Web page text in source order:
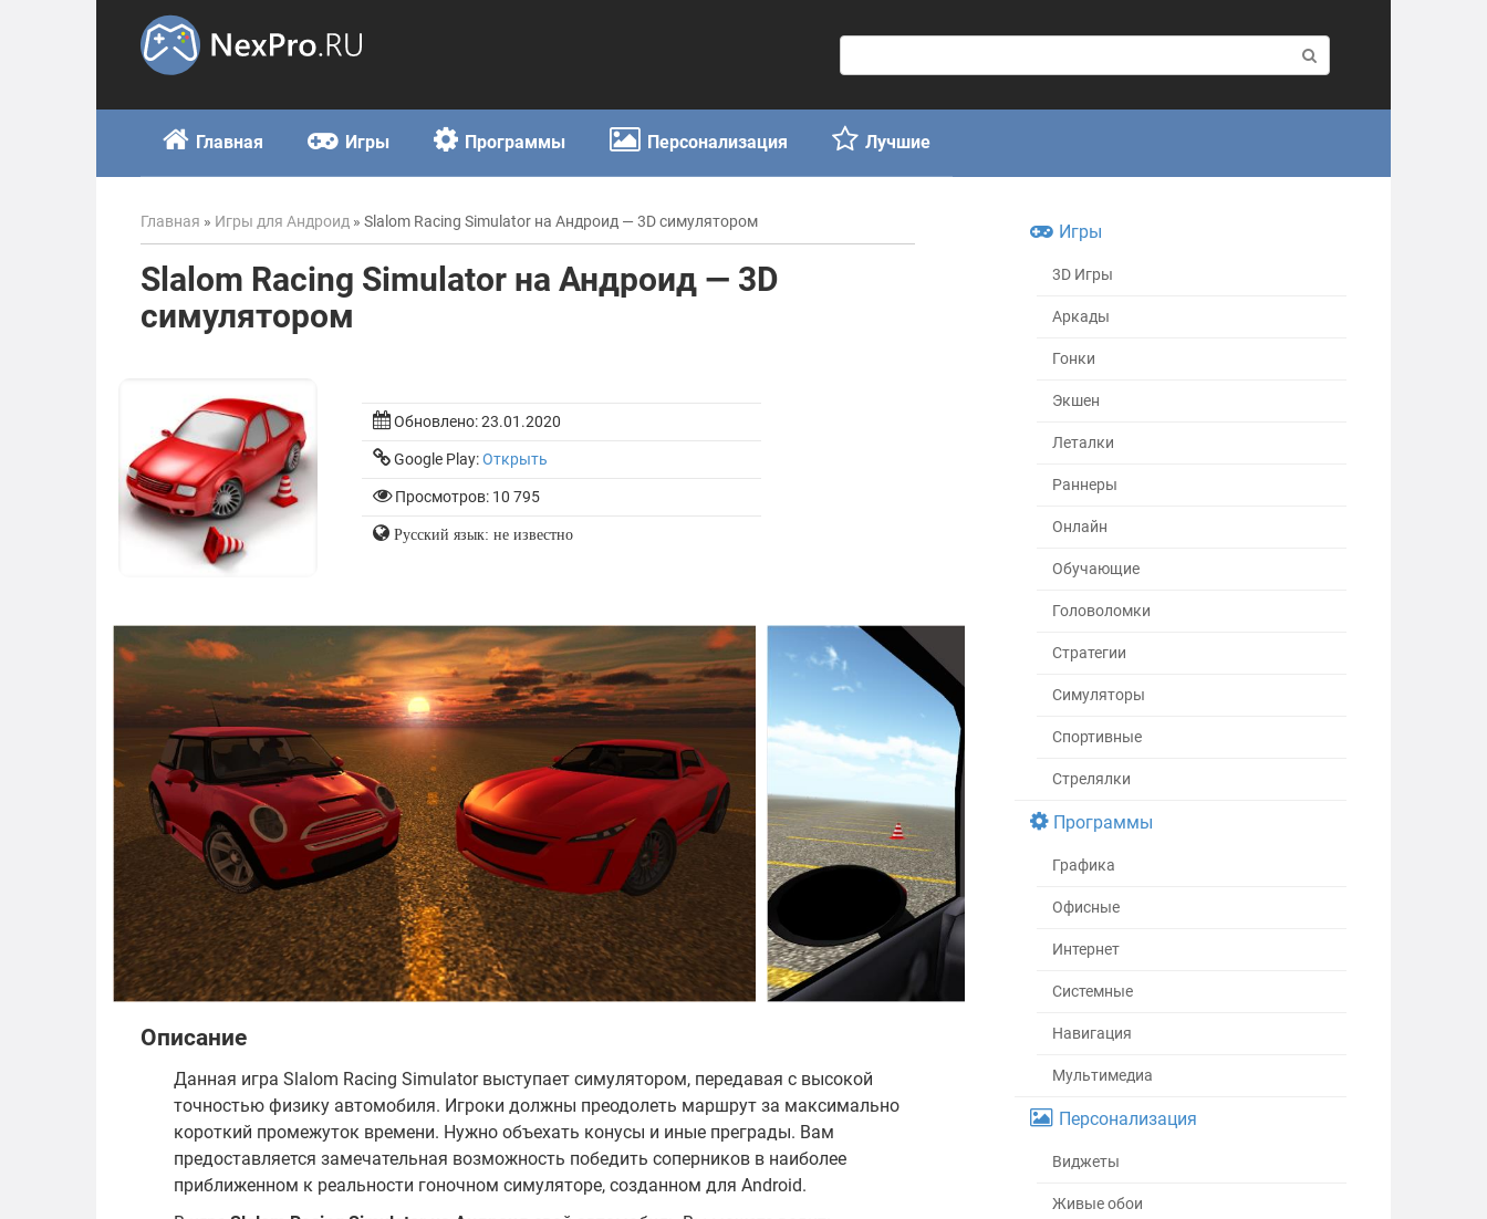
о
с
к
:
Главная Игры Программы Персонализация Лучшие
Главная » Игры для Андроид » Slalom Racing Simulator на Андроид — 3D симулятором
Slalom Racing Simulator на Андроид — 3D
симулятором
Обновлено:23.01.2020
Google Play:Открыть
Просмотров: 10 795
Русский язык: не известно
Описание
Данная игра Slalom Racing Simulator выступает симулятором, передавая с высокой
точностью физику автомобиля. Игроки должны преодолеть маршрут за максимально
короткий промежуток времени. Нужно объехать конусы и иные преграды. Вам
предоставляется замечательная возможность победить соперников в наиболее
приближенном к реальности гоночном симуляторе, созданном для Android.
Игры
3D Игры
Аркады
Гонки
Экшен
Леталки
Раннеры
Онлайн
Обучающие
Головоломки
Стратегии
Симуляторы
Спортивные
Стрелялки
Программы
Графика
Офисные
Интернет
Системные
Навигация
Мультимедиа
Персонализация
Виджеты
Живые обои